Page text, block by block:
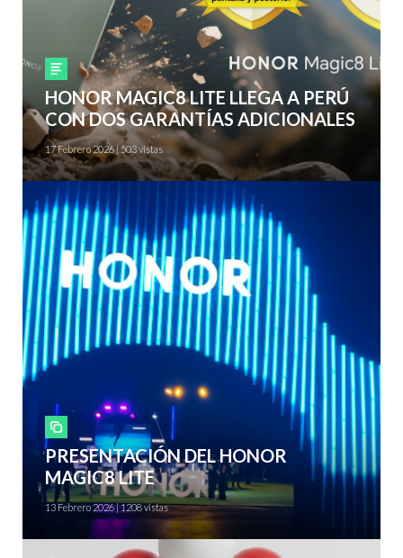
Smartphones
HONOR MAGIC8 LITE LLEGA A PERÚ
CON DOS GARANTÍAS ADICIONALES
17 Febrero 2026 | 503 vistas
Smartphones
PRESENTACIÓN DEL HONOR
MAGIC8 LITE
13 Febrero 2026 | 1208 vistas